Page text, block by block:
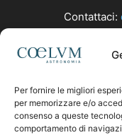
Per fornire le migliori
per memorizzare e/o
consenso a queste
comportamento di
Contattaci: